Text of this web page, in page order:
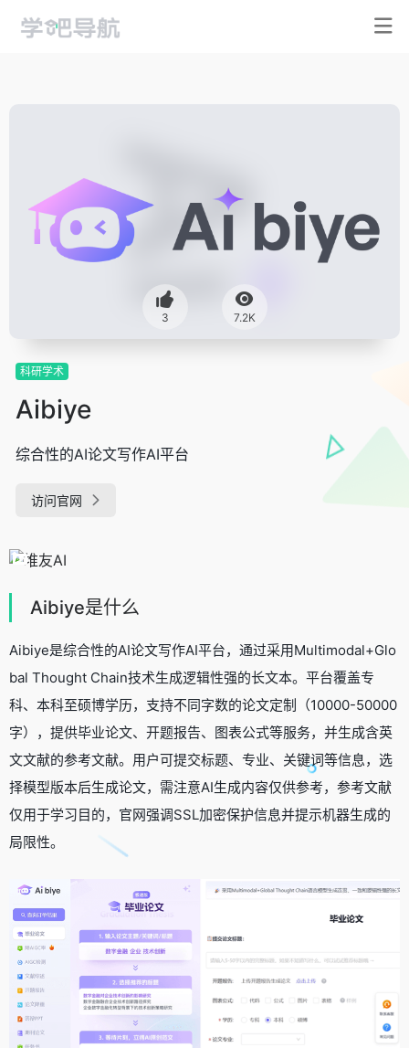
3 7.2K
科研学术
Aibiye
综合性的AI论文写作AI平台
访问官网
Aibiye是什么
Aibiye是综合性的AI论文写作AI平台，通过采用Multimodal+Glo
bal Thought Chain技术生成逻辑性强的长文本。平台覆盖专
科、本科至硕博学历，支持不同字数的论文定制（10000-50000
字），提供毕业论文、开题报告、图表公式等服务，并生成含英
文文献的参考文献。用户可提交标题、专业、关键词等信息，选
择模型版本后生成论文，需注意AI生成内容仅供参考，参考文献
仅用于学习目的，官网强调SSL加密保护信息并提示机器生成的
局限性。